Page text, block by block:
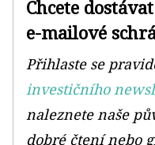
Chcete
e-mailové
Přihlaste se
investičního
naleznete naše
dobré čtení nebo